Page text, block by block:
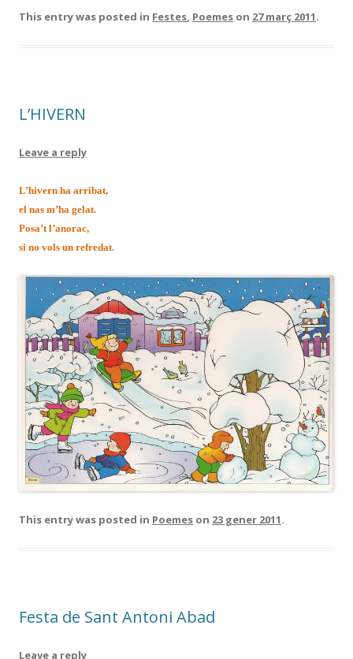
This entry was posted in Festes, Poemes on 27 març 2011.
L’HIVERN
Leave a reply
L’hivern ha arribat,
el nas m’ha gelat.
Posa’t l’anorac,
si no vols un refredat.
This entry was posted in Poemes on 23 gener 2011.
Festa de Sant Antoni Abad
Leave a reply